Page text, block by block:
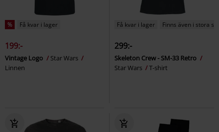
% Få kvar i lager
199:-
Vintage Logo
Star Wars
Linnen
Få kvar i lager Finns även i stora
299:-
Skeleton Crew - SM-33 Retro
Star Wars
T-shirt